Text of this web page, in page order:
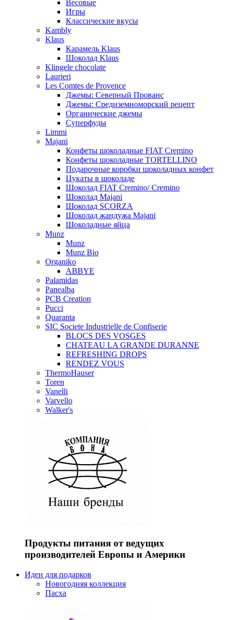
Весовые
Игры
Классические вкусы
Kambly
Klaus
Карамель Klaus
Шоколад Klaus
Klingele chocolate
Laurieri
Les Comtes de Provence
Джемы: Северный Прованс
Джемы: Средиземноморский рецепт
Органические джемы
Суперфуды
Limmi
Majani
Конфеты шоколадные FIAT Cremino
Конфеты шоколадные TORTELLINO
Подарочные коробки шоколадных конфет
Цукаты в шоколаде
Шоколад FIAT Cremino/ Cremino
Шоколад Majani
Шоколад SCORZA
Шоколад жандужа Majani
Шоколадные яйца
Munz
Munz
Munz Bio
Organiko
ABBYE
Palamidas
Panealba
PCB Creation
Pucci
Quaranta
SIC Societe Industrielle de Confiserie
BLOCS DES VOSGES
CHATEAU LA GRANDE DURANNE
REFRESHING DROPS
RENDEZ VOUS
ThermoHauser
Toren
Vanelli
Varvello
Walker's
Продукты питания от ведущих
производителей Европы и Америки
Идеи для подарков
Новогодняя коллекция
Пасха